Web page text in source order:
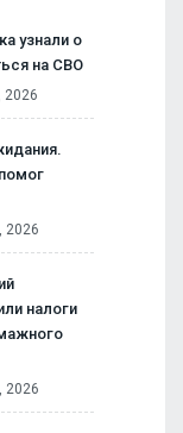
узнали о
на СВО
2026
2026
налоги
2026